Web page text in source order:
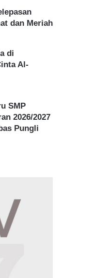
dan Meriah
di
Al-
SMP
2026/2027
Pungli